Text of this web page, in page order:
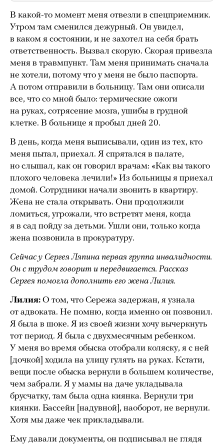
В какой-то момент меня отвезли в спецприемник.
Утром там сменился дежурный. Он увидел,
в каком я состоянии, и не захотел на себя брать
ответственность. Вызвал скорую. Скорая привезла
меня в травмпункт. Там меня принимать сначала
не хотели, потому что у меня не было паспорта.
А потом отправили в больницу. Там они описали
все, что со мной было: термические ожоги
на руках, сотрясение мозга, ушибы в грудной
клетке. В больнице я пробыл дней 20.
В день, когда меня выписывали, один из тех, кто
меня пытал, приехал. Я спрятался в палате,
но слышал, как он говорил врачам: «Как вы такого
плохого человека лечили!» Из больницы я приехал
домой. Сотрудники начали звонить в квартиру.
Жена не стала открывать. Они продолжили
ломиться, угрожали, что встретят меня, когда
я в сад пойду за детьми. Ушли они, только когда
жена позвонила в прокуратуру.
Сейчас у Сергея Ляпина первая группа инвалидности.
Он с трудом говорит и передвигается. Рассказ
Сергея помогла дополнить его жена Лилия.
Лилия: О том, что Сережа задержан, я узнала
от адвоката. Не помню, когда именно он позвонил.
Я была в шоке. Я из своей жизни хочу вычеркнуть
тот период. Я была с двухмесячным ребенком.
У меня во время обыска отобрали коляску, я с ней
[дочкой] ходила на улицу гулять на руках. Кстати,
вещи после обыска вернули в большем количестве,
чем забрали. Я у мамы на даче укладывала
брусчатку, там была одна киянка. Вернули три
киянки. Бассейн [надувной], наоборот, не вернули.
Хотя мы даже чек прикладывали.
Ему давали документы, он подписывал не глядя